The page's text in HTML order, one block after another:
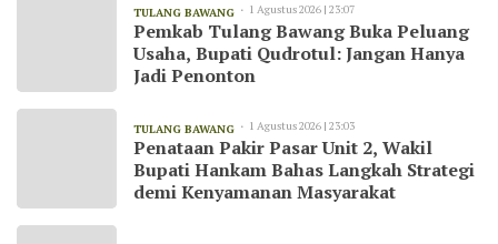
TULANG BAWANG 1 Agustus 2026 | 23:07
Pemkab Tulang Bawang Buka Peluang
Usaha, Bupati Qudrotul: Jangan Hanya
Jadi Penonton
TULANG BAWANG 1 Agustus 2026 | 23:03
Penataan Pakir Pasar Unit 2, Wakil
Bupati Hankam Bahas Langkah Strategi
demi Kenyamanan Masyarakat